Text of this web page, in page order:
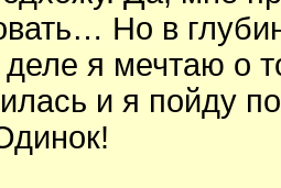
Но в
я мечтаю о
и я пойду